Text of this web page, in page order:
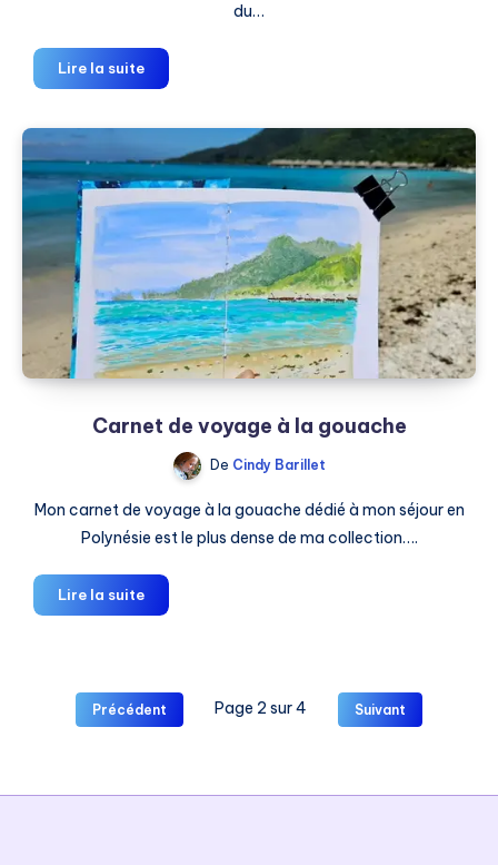
du…
Lire la suitePeindre
les
Carnet de voyage à la gouache
De Cindy Barillet
Mon carnet de voyage à la gouache dédié à mon séjour en
Polynésie est le plus dense de ma collection….
Lire la suiteCarnet
de
la
gouache
Précédent Page 2 sur 4 Suivant